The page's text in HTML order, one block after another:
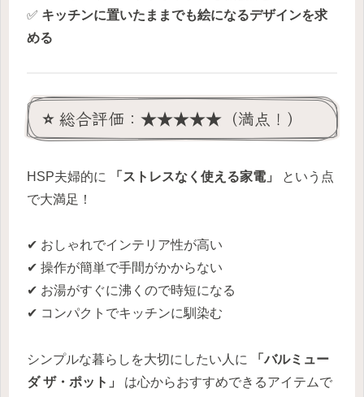
✅ キッチンに置いたままでも絵になるデザインを求
める
⭐ 総合評価：★★★★★（満点！）
HSP夫婦的に 「ストレスなく使える家電」
という点
で大満足！
✔ おしゃれでインテリア性が高い
✔ 操作が簡単で手間がかからない
✔ お湯がすぐに沸くので時短になる
✔ コンパクトでキッチンに馴染む
シンプルな暮らしを大切にしたい人に
「バルミュー
ダ ザ・ポット」
は心からおすすめできるアイテムで